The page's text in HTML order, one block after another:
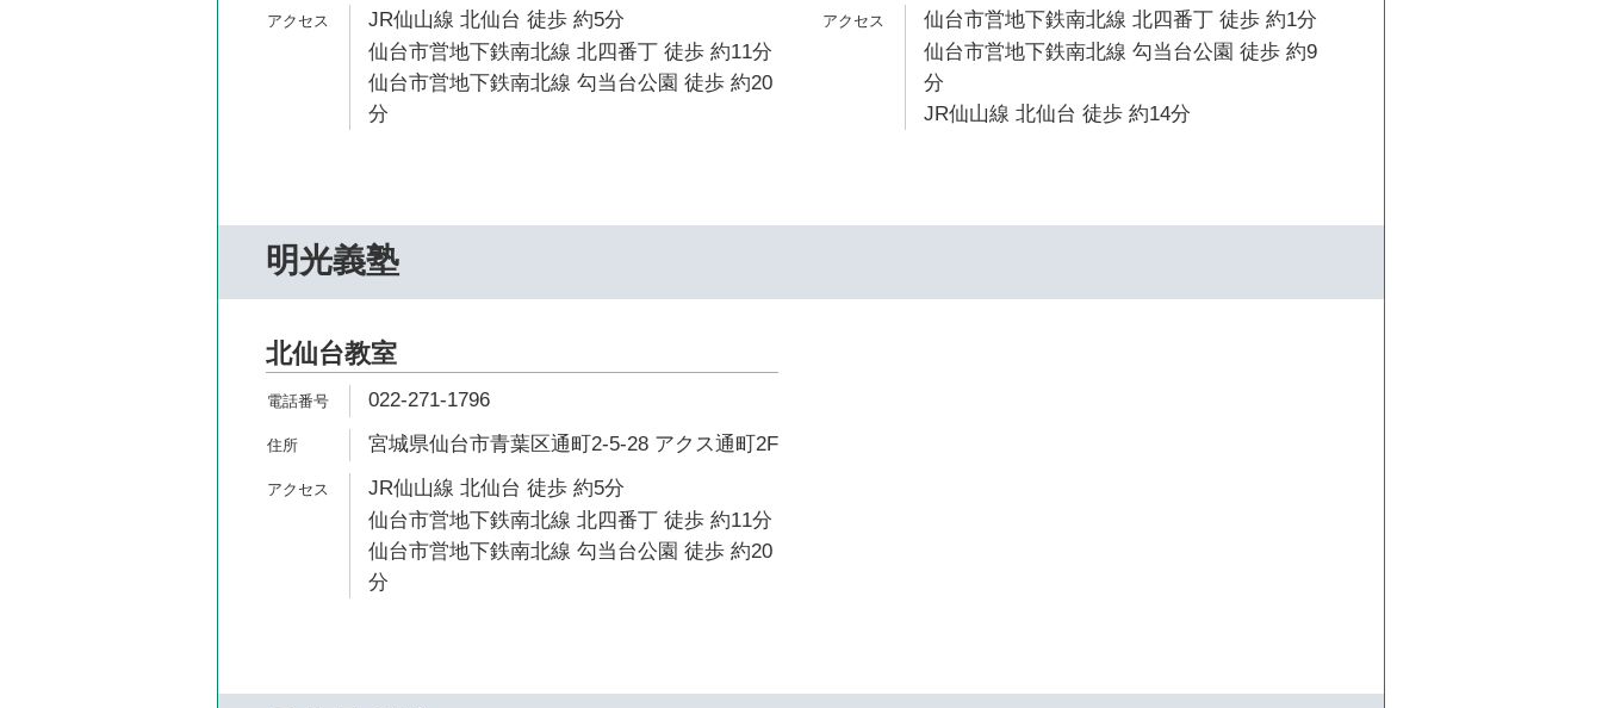
JR仙山線 北仙台 徒歩 約5分
仙台市営地下鉄南北線 北四番丁 徒歩 約11分
仙台市営地下鉄南北線 勾当台公園 徒歩 約20
分
仙台市営地下鉄南北線 北四番丁 徒歩 約1分
仙台市営地下鉄南北線 勾当台公園 徒歩 約9
分
JR仙山線 北仙台 徒歩 約14分
明光義塾
北仙台教室
022-271-1796
宮城県仙台市青葉区通町2-5-28 アクス通町2F
JR仙山線 北仙台 徒歩 約5分
仙台市営地下鉄南北線 北四番丁 徒歩 約11分
仙台市営地下鉄南北線 勾当台公園 徒歩 約20
分